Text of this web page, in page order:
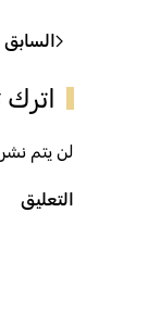
السابق
اترك
لن يتم
التعليق